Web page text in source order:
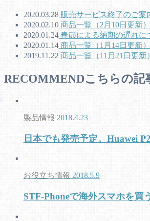
2020.03.28 販売サービス終了のご案
2020.02.10 商品一覧（2月10日更新）
2020.01.24 春節による納期の遅れに
2020.01.14 商品一覧（1月14日更新）
2019.11.22 商品一覧（11月21日更新）
RECOMMENDこちらの記
製品情報 2018.4.23
日本でも発売予定。Huawei
お役立ち情報 2018.5.9
STF-Phoneで海外スマホを